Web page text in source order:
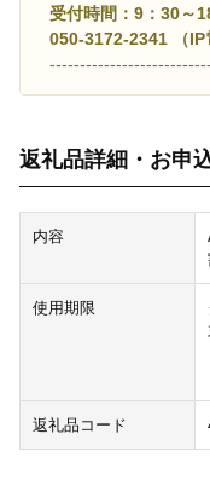
受付時間：9：30～
050-3172-2341 （IP
返礼品詳細・お申
内容
使用期限
返礼品コード